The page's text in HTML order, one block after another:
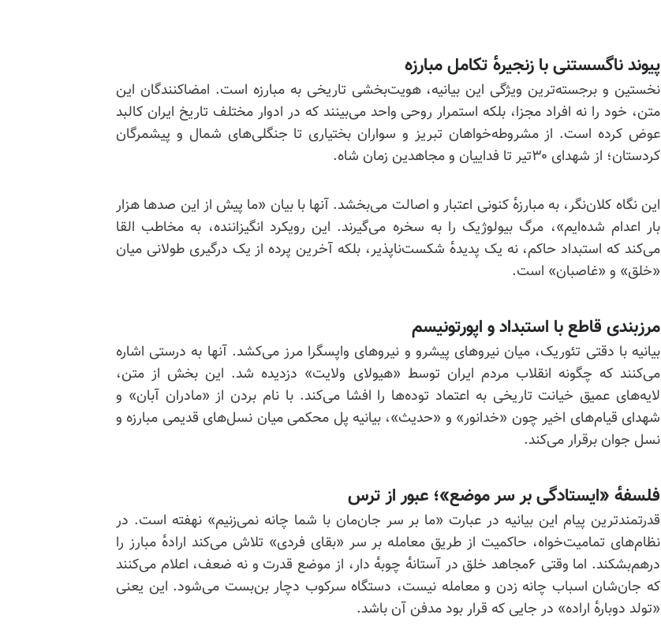
پیوند ناگسستنی با زنجیره‌ٔ تکامل مبارزه
نخستین و برجسته‌ترین ویژگی این بیانیه،هویت‌بخشی تاریخی به مبارزه است. امضاکنندگان این
متن، خود را نه افراد مجزا، بلکه استمرار روحی واحد می‌بینند که در ادوار مختلف تاریخ ایران کالبد
عوض کرده است. از مشروطه‌خواهان تبریز و سواران بختیاری تا جنگلی‌های شمال و پیشمرگان
کردستان؛ از شهدای ۳۰تیر تا فداییان و مجاهدین زمان شاه.
این نگاه کلان‌نگر، به مبارزه‌ٔ کنونی اعتبار و اصالت می‌بخشد. آنها با بیان «ما پیش از این صدها هزار
بار اعدام شده‌ایم»، مرگ بیولوژیک را به سخره می‌گیرند. این رویکرد انگیزاننده، به مخاطب القا
می‌کند که استبداد حاکم، نه یک پدیده‌ٔ شکست‌ناپذیر، بلکه آخرین پرده از یک درگیری طولانی میان
«خلق» و «غاصبان» است.
مرزبندی قاطع با استبداد و اپورتونیسم
بیانیه با دقتی تئوریک، میان نیروهای پیشرو و نیروهای واپسگرا مرز می‌کشد. آنها به درستی اشاره
می‌کنند که چگونه انقلاب مردم ایران توسط «هیولای ولایت» دزدیده شد. این بخش از متن،
لایه‌های عمیق خیانت تاریخی به اعتماد توده‌ها را افشا می‌کند. با نام بردن از «مادران آبان» و
شهدای قیام‌های اخیر چون «خدانور» و «حدیث»، بیانیه پل محکمی میان نسل‌های قدیمی مبارزه و
نسل جوان برقرار می‌کند.
فلسفه‌ٔ «ایستادگی بر سر موضع»؛ عبور از ترس
قدرتمندترین پیام این بیانیه در عبارت «ما بر سر جان‌مان با شما چانه نمی‌زنیم» نهفته است. در
نظام‌های تمامیت‌خواه، حاکمیت از طریق معامله بر سر «بقای فردی» تلاش می‌کند اراده‌ٔ مبارز را
درهم‌بشکند. اما وقتی ۶مجاهد خلق در آستانه‌ٔ چوبه‌ٔ دار، از موضع قدرت و نه ضعف، اعلام می‌کنند
که جان‌شان اسباب چانه زدن و معامله نیست، دستگاه سرکوب دچار بن‌بست می‌شود. این یعنی
«تولد دوباره‌ٔ اراده» در جایی که قرار بود مدفن آن باشد.